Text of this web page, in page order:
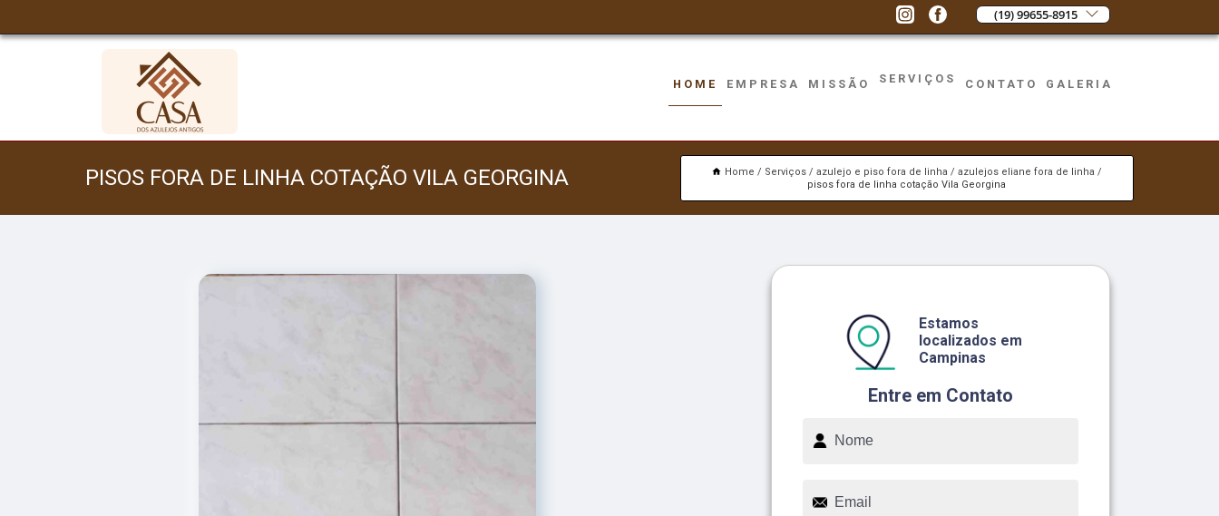
(19) 99655-8915
HOME EMPRESA MISSÃO SERVIÇOS CONTATO GALERIA
PISOS FORA DE LINHA COTAÇÃO VILA GEORGINA Home Serviços azulejo e piso fora de linha
azulejos eliane fora de linha
pisos fora de linha cotação Vila Georgina
Entre em Contato
Estamos
localizados em
Campinas